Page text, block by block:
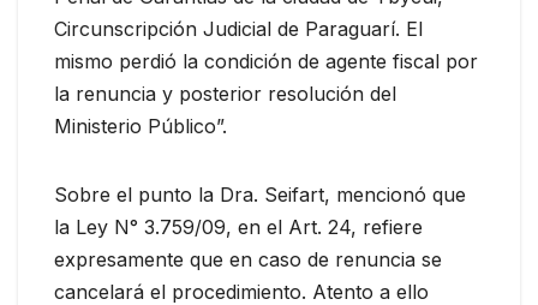
Circunscripción Judicial de Paraguarí. El
mismo perdió la condición de agente fiscal por
la renuncia y posterior resolución del
Ministerio Público”.
Sobre el punto la Dra. Seifart, mencionó que
la Ley N° 3.759/09, en el Art. 24, refiere
expresamente que en caso de renuncia se
cancelará el procedimiento. Atento a ello